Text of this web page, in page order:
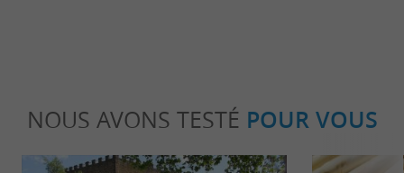
NOUS AVONS TESTÉ POUR VOUS